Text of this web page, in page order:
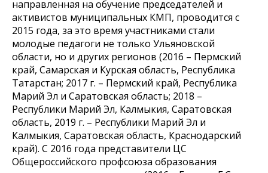
направленная на обучение председателей и
активистов муниципальных КМП, проводится с
2015 года, за это время участниками стали
молодые педагоги не только Ульяновской
области, но и других регионов (2016 – Пермский
край, Самарская и Курская область, Республика
Татарстан; 2017 г. – Пермский край, Республика
Марий Эл и Саратовская область; 2018 –
Республики Марий Эл, Калмыкия, Саратовская
область, 2019 г. – Республики Марий Эл и
Калмыкия, Саратовская область, Краснодарский
край). С 2016 года представители ЦС
Общероссийского профсоюза образования